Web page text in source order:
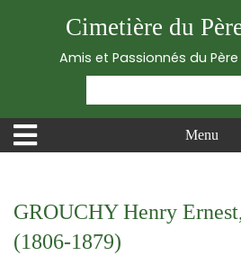
Cimetière du
Amis et Passionnés du Père
Menu
GROUCHY Henry
(1806-1879)